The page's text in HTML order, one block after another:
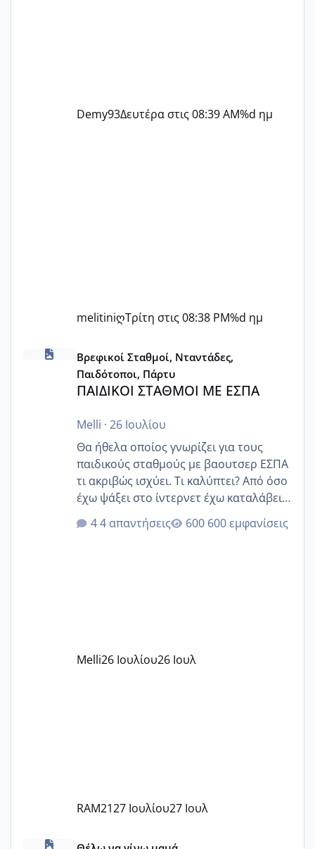
Demy93Δευτέρα στις 08:39 AM%d ημ
melitiniღΤρίτη στις 08:38 PM%d ημ
ΠΑΙΔΙΚΟΙ ΣΤΑΘΜΟΙ ΜΕ ΕΣΠΑ
Βρεφικοί Σταθμοί, Νταντάδες,
Παιδότοποι, Πάρτυ
ΠΑΙΔΙΚΟΙ ΣΤΑΘΜΟΙ ΜΕ ΕΣΠΑ
Melli · 26 Ιουλίου
Θα ήθελα οποίος γνωρίζει για τους
παιδικούς σταθμούς με βαουτσερ ΕΣΠΑ
τι ακριβώς ισχύει. Τι καλύπτει? Από όσο
έχω ψάξει στο ίντερνετ έχω καταλάβει
ότι το βαουτσερ καλύπτει όλα τα
δίδακτρα και τα τροφεια του ιδιωτικού
Εγώ πήγα σε έναν ιδιωτικό παιδικό στ
4 απαντήσεις 600 εμφανίσεις
Melli26 Ιουλίου26 Ιουλ
RAM2127 Ιουλίου27 Ιουλ
κέντρα εξωσωματικής και γιατροί εμπερίες